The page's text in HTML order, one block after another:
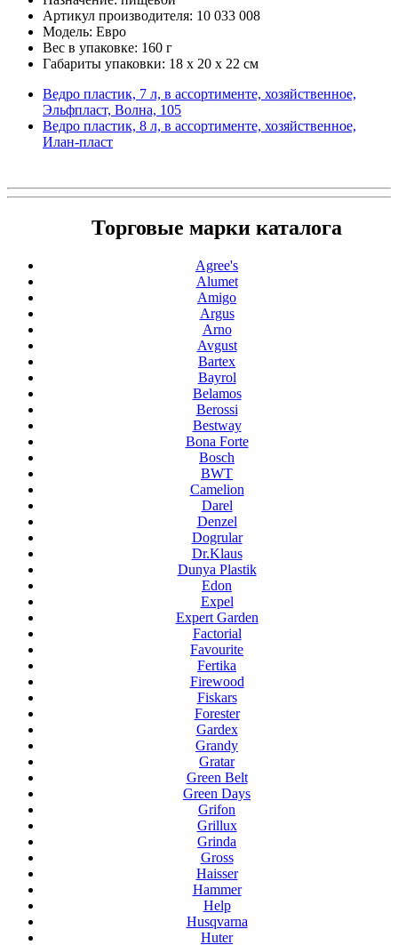
Артикул производителя: 10 033 008
Модель: Евро
Вес в упаковке: 160 г
Габариты упаковки: 18 x 20 x 22 см
Ведро пластик, 7 л, в ассортименте, хозяйственное,
Эльфпласт, Волна, 105
Ведро пластик, 8 л, в ассортименте, хозяйственное,
Илан-пласт
Торговые марки каталога
Agree's
Alumet
Amigo
Argus
Arno
Avgust
Bartex
Bayrol
Belamos
Berossi
Bestway
Bona Forte
Bosch
BWT
Camelion
Darel
Denzel
Dogrular
Dr.Klaus
Dunya Plastik
Edon
Expel
Expert Garden
Factorial
Favourite
Fertika
Firewood
Fiskars
Forester
Gardex
Grandy
Gratar
Green Belt
Green Days
Grifon
Grillux
Grinda
Gross
Haisser
Hammer
Help
Husqvarna
Huter